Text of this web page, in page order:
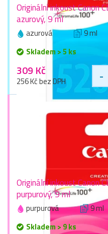
Originální inkoust Canon
azurový, 9 ml
azurová 9 ml
Skladem > 5 ks
309 Kč
256 Kč bez DPH -
Originální inkoust Canon
purpurový, 9 ml
purpurová 9 ml
Skladem > 9 ks